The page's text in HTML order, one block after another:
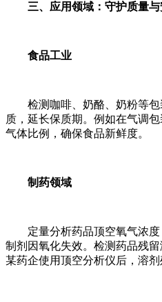
三、应用领域：守护质量
食品工业
检测咖啡、奶酪、奶粉等包
质，延长保质期。例如在气调
气体比例，确保食品新鲜度。
制药领域
定量分析药品顶空氧气浓度
制剂因氧化失效。检测药品残留
某药企使用顶空分析仪后，溶剂